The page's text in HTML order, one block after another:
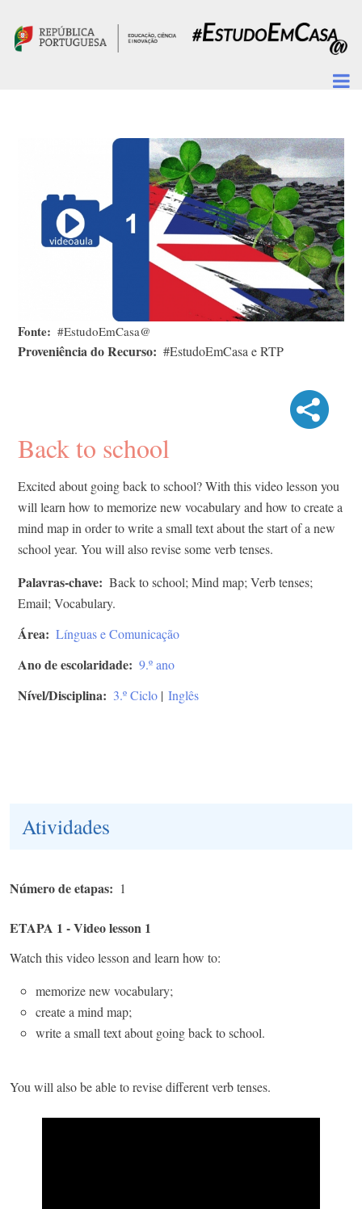
Fonte #EstudoEmCasa@
Proveniência do Recurso #EstudoEmCasa e RTP
Back to school
Excited about going back to school? With this video lesson you
will learn how to memorize new vocabulary and how to create a
mind map in order to write a small text about the start of a new
school year. You will also revise some verb tenses.
Palavras-chave
Back to school; Mind map; Verb tenses;
Email; Vocabulary.
Área Línguas e Comunicação
Ano de escolaridade 9.º ano
Nível/Disciplina 3.º Ciclo | Inglês
Atividades
Número de etapas 1
ETAPA 1 - Video lesson 1
Watch this video lesson and learn how to:
memorize new vocabulary;
create a mind map;
write a small text about going back to school.
You will also be able to revise different verb tenses.